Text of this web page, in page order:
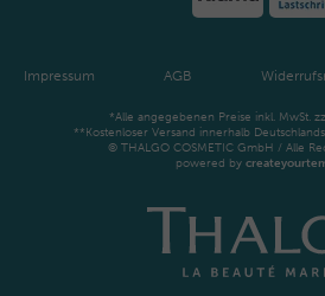
Impressum AGB
*Alle angegebenen Preise inkl. MwSt.
**Kostenloser Versand innerhalb
© THALGO COSMETIC GmbH / Alle
powered by